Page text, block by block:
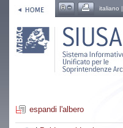
italiano |
espandi l'albero